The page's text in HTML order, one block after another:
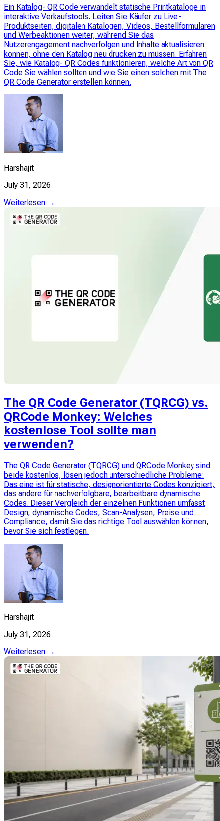
Ein Katalog- QR Code verwandelt statische Printkataloge in
interaktive Verkaufstools. Leiten Sie Käufer zu Live-
Produktseiten, digitalen Katalogen, Videos, Bestellformularen
und Werbeaktionen weiter, während Sie das
Nutzerengagement nachverfolgen und Inhalte aktualisieren
können, ohne den Katalog neu drucken zu müssen. Erfahren
Sie, wie Katalog- QR Codes funktionieren, welche Art von QR
Code Sie wählen sollten und wie Sie einen solchen mit The
QR Code Generator erstellen können.
Harshajit
July 31, 2026
Weiterlesen →
The QR Code Generator (TQRCG) vs.
QRCode Monkey: Welches
kostenlose Tool sollte man
verwenden?
The QR Code Generator (TQRCG) und QRCode Monkey sind
beide kostenlos, lösen jedoch unterschiedliche Probleme:
Das eine ist für statische, designorientierte Codes konzipiert,
das andere für nachverfolgbare, bearbeitbare dynamische
Codes. Dieser Vergleich der einzelnen Funktionen umfasst
Design, dynamische Codes, Scan-Analysen, Preise und
Compliance, damit Sie das richtige Tool auswählen können,
bevor Sie sich festlegen.
Harshajit
July 31, 2026
Weiterlesen →